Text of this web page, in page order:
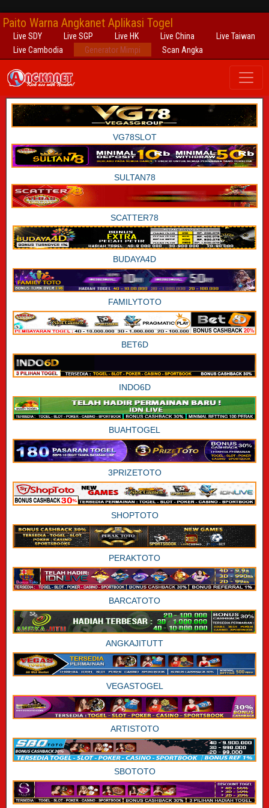
Paito Warna Angkanet Aplikasi Togel
Live SDY Live SGP Live HK Live China
Live Taiwan
Live Cambodia
Generator Mimpi Scan Angka
VG78SLOT
SULTAN78
SCATTER78
BUDAYA4D
FAMILYTOTO
BET6D
INDO6D
BUAHTOGEL
3PRIZETOTO
SHOPTOTO
PERAKTOTO
BARCATOTO
ANGKAJITUTT
VEGASTOGEL
ARTISTOTO
SBOTOTO